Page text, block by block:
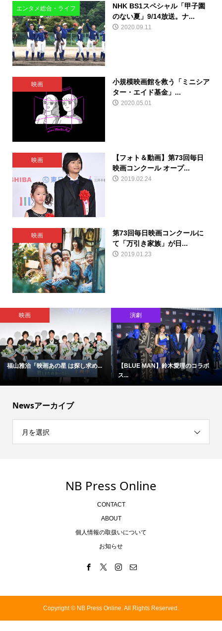
エンタメ総合・ライフ
NHK BS1スペシャル「甲子園
のない夏」9/14放送。ナ...
2020.09.11
映画
小規模映画館を救う「ミニシア
ター・エイド基金」...
2020.05.01
映画
【フォト＆動画】第73回毎日
映画コンクール オープ...
2019.02.24
映画
第73回毎日映画コンクールに
て「万引き家族」が日...
2019.01.23
映画
福山雅治「映画あの星 は探し求め...
演劇
【BLUE MAN】鈴木愛理のコラボ
ス...
Newsアーカイブ
月を選択
NB Press Online
CONTACT
ABOUT
個人情報の取扱いについて
お知らせ
Copyright © NB Press Online. All Rights Reserved.